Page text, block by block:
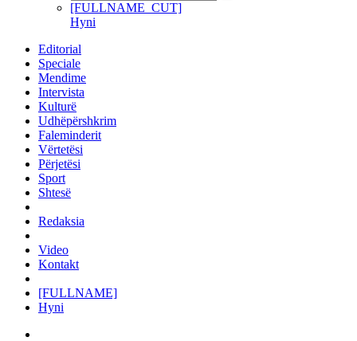
[FULLNAME_CUT]
Hyni
Editorial
Speciale
Mendime
Intervista
Kulturë
Udhëpërshkrim
Faleminderit
Vërtetësi
Përjetësi
Sport
Shtesë
Redaksia
Video
Kontakt
[FULLNAME]
Hyni